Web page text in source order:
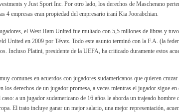
y Just Sport Inc. Por otro lado, los derechos de Mascherano
4 empresas eran propiedad del empresario iraní Kia Joorabchian.
el West Ham United fue multado con 5,5 millones de libras y
United en 2009 por Tévez. Todo este asunto terminó con la F.A. (la
Incluso Platini, presidente de la UEFA, ha criticado duramente estos
comunes en acuerdos con jugadores sudamericanos que quieren
derechos de un jugador promesa, a veces mientras el jugador sigue
a un jugador sudamericano de 16 años le aborda un trajeado hombre
El trato incluye ganar un mejor salario, una mejor representación,